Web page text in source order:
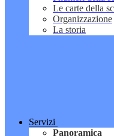
Le carte della
Organizzazione
La storia
Servizi
Panoramica